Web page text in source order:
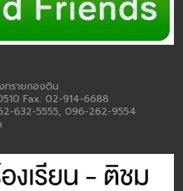
ทรายกองดิน
Fax: 02-914-6688
632-5555, 096-262-9554